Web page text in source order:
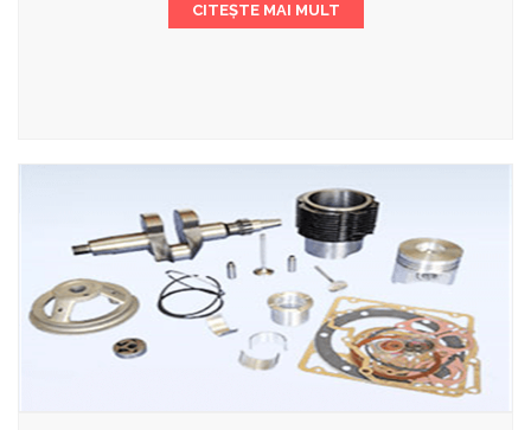
CITEȘTE MAI MULT